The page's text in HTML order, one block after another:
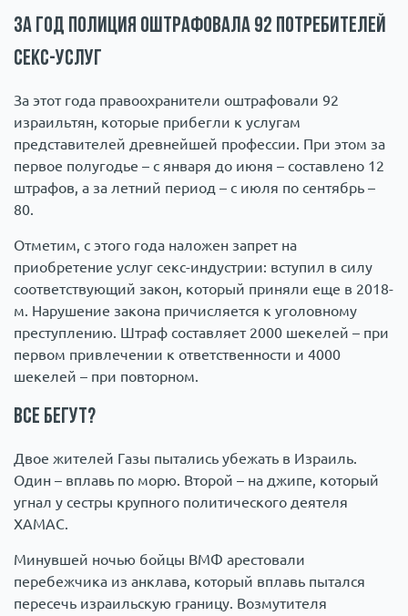
За год полиция оштрафовала 92 потребителей
секс-услуг
За этот года правоохранители оштрафовали 92
израильтян, которые прибегли к услугам
представителей древнейшей профессии. При этом за
первое полугодье – с января до июня – составлено 12
штрафов, а за летний период – с июля по сентябрь –
80.
Отметим, с этого года наложен запрет на
приобретение услуг секс-индустрии: вступил в силу
соответствующий закон, который приняли еще в 2018-
м. Нарушение закона причисляется к уголовному
преступлению. Штраф составляет 2000 шекелей – при
первом привлечении к ответственности и 4000
шекелей – при повторном.
Все бегут?
Двое жителей Газы пытались убежать в Израиль.
Один – вплавь по морю. Второй – на джипе, который
угнал у сестры крупного политического деятеля
ХАМАС.
Минувшей ночью бойцы ВМФ арестовали
перебежчика из анклава, который вплавь пытался
пересечь израильскую границу. Возмутителя